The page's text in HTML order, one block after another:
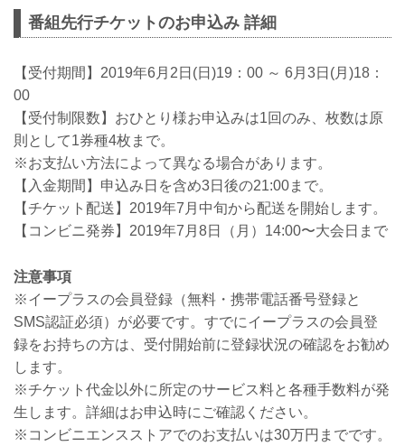
番組先行チケットのお申込み 詳細
【受付期間】2019年6月2日(日)19：00 ～ 6月3日(月)18：
00
【受付制限数】おひとり様お申込みは1回のみ、枚数は原
則として1券種4枚まで。
※お支払い方法によって異なる場合があります。
【入金期間】申込み日を含め3日後の21:00まで。
【チケット配送】2019年7月中旬から配送を開始します。
【コンビニ発券】2019年7月8日（月）14:00〜大会日まで
注意事項
※イープラスの会員登録（無料・携帯電話番号登録と
SMS認証必須）が必要です。すでにイープラスの会員登
録をお持ちの方は、受付開始前に登録状況の確認をお勧め
します。
※チケット代金以外に所定のサービス料と各種手数料が発
生します。詳細はお申込時にご確認ください。
※コンビニエンスストアでのお支払いは30万円までです。